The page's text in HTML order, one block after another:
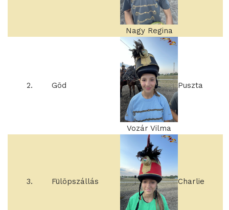
Nagy Regina
2. Göd
Vozár Vilma
Puszta
3. Fülöpszállás Charlie